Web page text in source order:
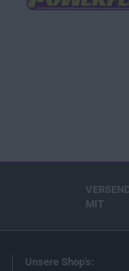
MIT
Unsere Shop's: